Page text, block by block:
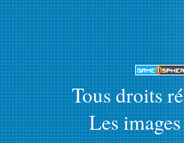
Tous droits
Les